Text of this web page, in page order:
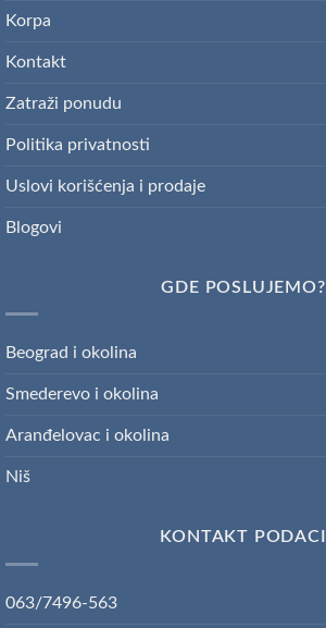
Korpa
Kontakt
Zatraži ponudu
Politika privatnosti
Uslovi korišćenja i prodaje
Blogovi
GDE POSLUJEMO?
Beograd i okolina
Smederevo i okolina
Aranđelovac i okolina
Niš
KONTAKT PODACI
063/7496-563